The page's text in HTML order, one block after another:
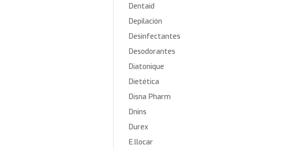
Dentaid
Depilación
Desinfectantes
Desodorantes
Diatonique
Dietética
Disna Pharm
Dnins
Durex
E.llocar